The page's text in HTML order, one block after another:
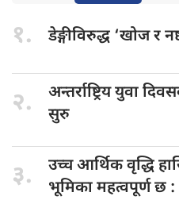
१. डेङ्गीविरुद्ध ‘खोजर
२. अन्तर्राष्ट्रिय युवा
सुरु
३. उच्च आर्थिकवृद्धि
भूमिका महत्वपूर्ण छ :